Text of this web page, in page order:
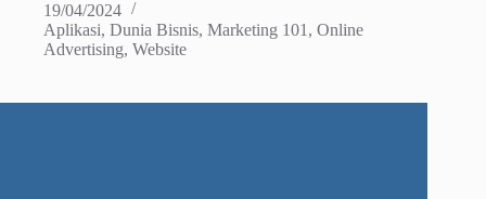
19/04/2024
Aplikasi, Dunia Bisnis, Marketing 101 , Online
Advertising, Website